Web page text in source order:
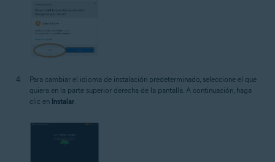
Para cambiar el idioma de instalación predeterminado, seleccione el que
quiera en la parte superior derecha de la pantalla. A continuación, haga
clic en Instalar